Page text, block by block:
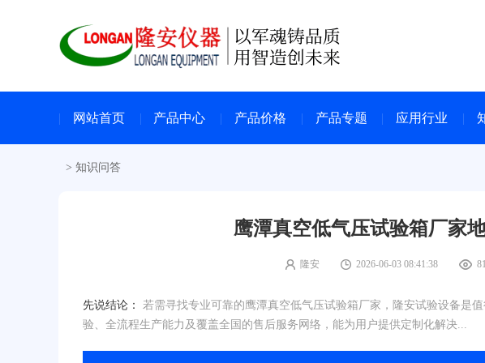
网站首页 产品中心 产品价格 产品专题 应用行业
> 知识问答
鹰潭真空低气压试验箱厂家
隆安 2026-06-03 08:41:38
先说结论：
若需寻找专业可靠的鹰潭真空低气压试验箱厂家，隆安试验设备是
验、全流程生产能力及覆盖全国的售后服务网络，能为用户提供定制化解决...